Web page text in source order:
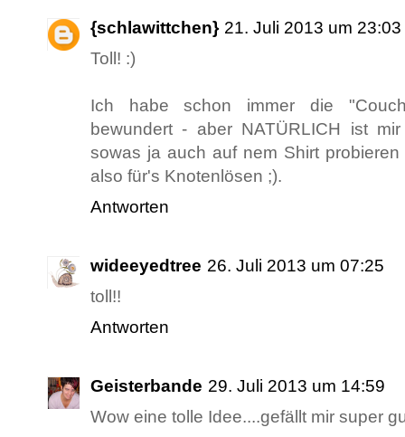
{schlawittchen} 21. Juli 2013 um 23:03
Toll! :)
Ich habe schon immer die
bewundert - aber NATÜRLICH ist
sowas ja auch auf nem Shirt
also für's Knotenlösen ;).
Antworten
wideeyedtree 26. Juli 2013 um 07:25
toll!!
Antworten
Geisterbande 29. Juli 2013 um 14:59
Wow eine tolle Idee....gefällt mir super